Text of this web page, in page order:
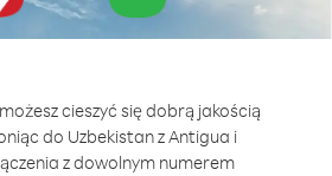
cieszyć się dobrą jakością
do Uzbekistan z Antigua i
z dowolnym numerem